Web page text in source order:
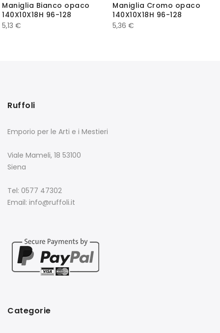
Maniglia Bianco opaco
140X10X18H 96-128
5,13 €
Maniglia Cromo opaco
140X10X18H 96-128
5,36 €
Ruffoli
Emporio per le Arti e i Mestieri
Viale Mameli, 18 53100
Siena
Tel: 0577 47302
Email: info@ruffoli.it
Categorie